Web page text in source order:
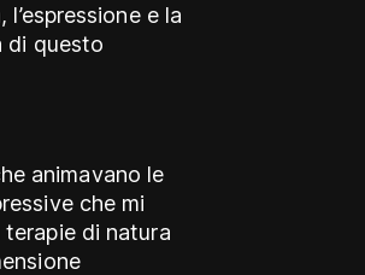
e la
di questo
animavano le
che mi
di natura